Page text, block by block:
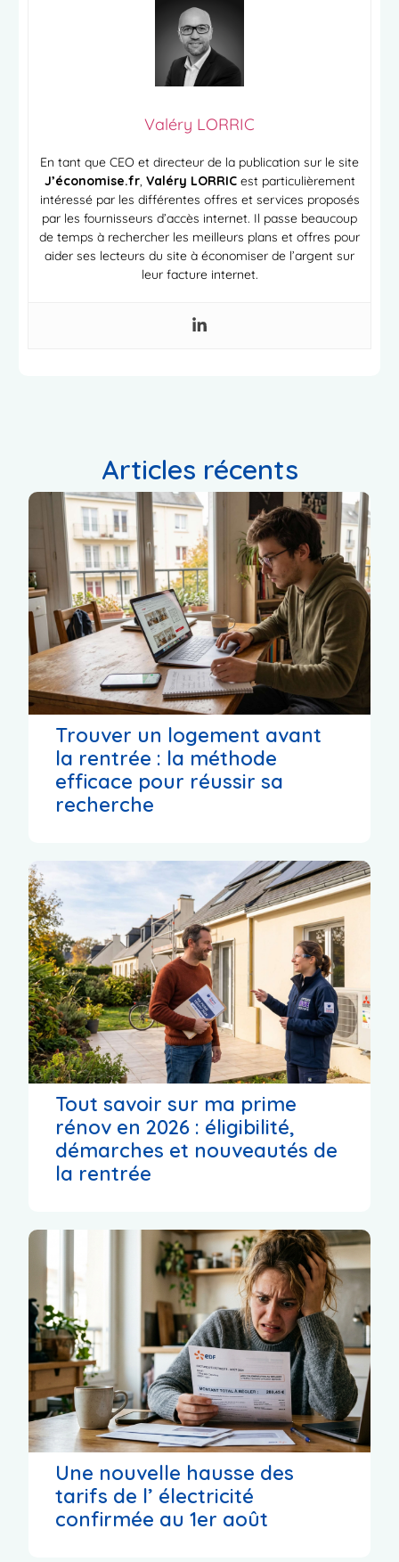
Valéry LORRIC
En tant que CEO et directeur de la publication sur le site
J’économise.fr, Valéry LORRICest particulièrement
intéressé par les différentes offres et services proposés
par les fournisseurs d’accès internet. Il passe beaucoup
de temps à rechercher les meilleurs plans et offres pour
aider ses lecteurs du site à économiser de l’argent sur
leur facture internet.
Articles récents
Trouver un logement avant
la rentrée : la méthode
efficace pour réussir sa
recherche
Tout savoir sur ma prime
rénov en 2026 : éligibilité,
démarches et nouveautés de
la rentrée
Une nouvelle hausse des
tarifs de l’ électricité
confirmée au 1er août